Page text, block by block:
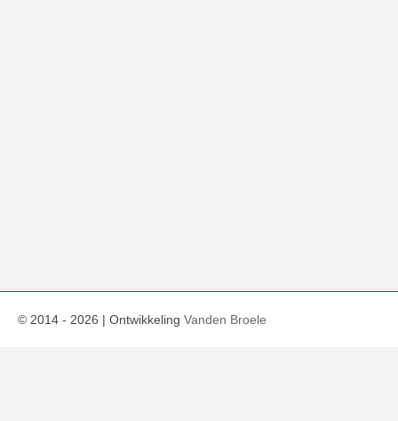
© 2014 - 2026 | Ontwikkeling Vanden Broele